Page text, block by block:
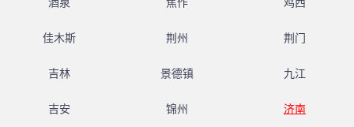
佳木斯 荆州 荆门
吉林 景德镇 九江
吉安 锦州 济南